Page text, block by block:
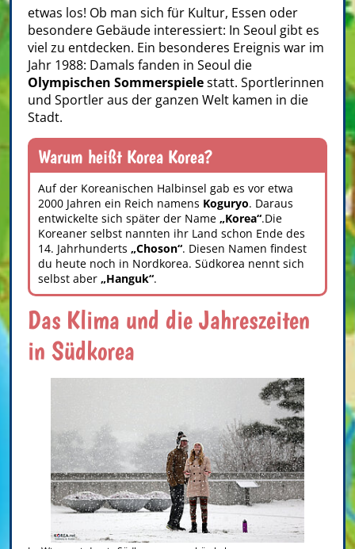
etwas los! Ob man sich für Kultur, Essen oder
besondere Gebäude interessiert: In Seoul gibt es
viel zu entdecken. Ein besonderes Ereignis war im
Jahr 1988: Damals fanden in Seoul die
Olympischen Sommerspielestatt. Sportlerinnen
und Sportler aus der ganzen Welt kamen in die
Stadt.
Warum heißt Korea Korea?
Auf der Koreanischen Halbinsel gab es vor etwa
2000 Jahren ein Reich namens Koguryo. Daraus
entwickelte sich später der Name „Korea“.Die
Koreaner selbst nannten ihr Land schon Ende des
14. Jahrhunderts „Choson“. Diesen Namen findest
du heute noch in Nordkorea. Südkorea nennt sich
selbst aber „Hanguk“.
Das Klima und die Jahreszeiten
in Südkorea